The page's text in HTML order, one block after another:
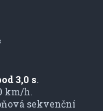
3,0 s.
km/h.
sekvenční